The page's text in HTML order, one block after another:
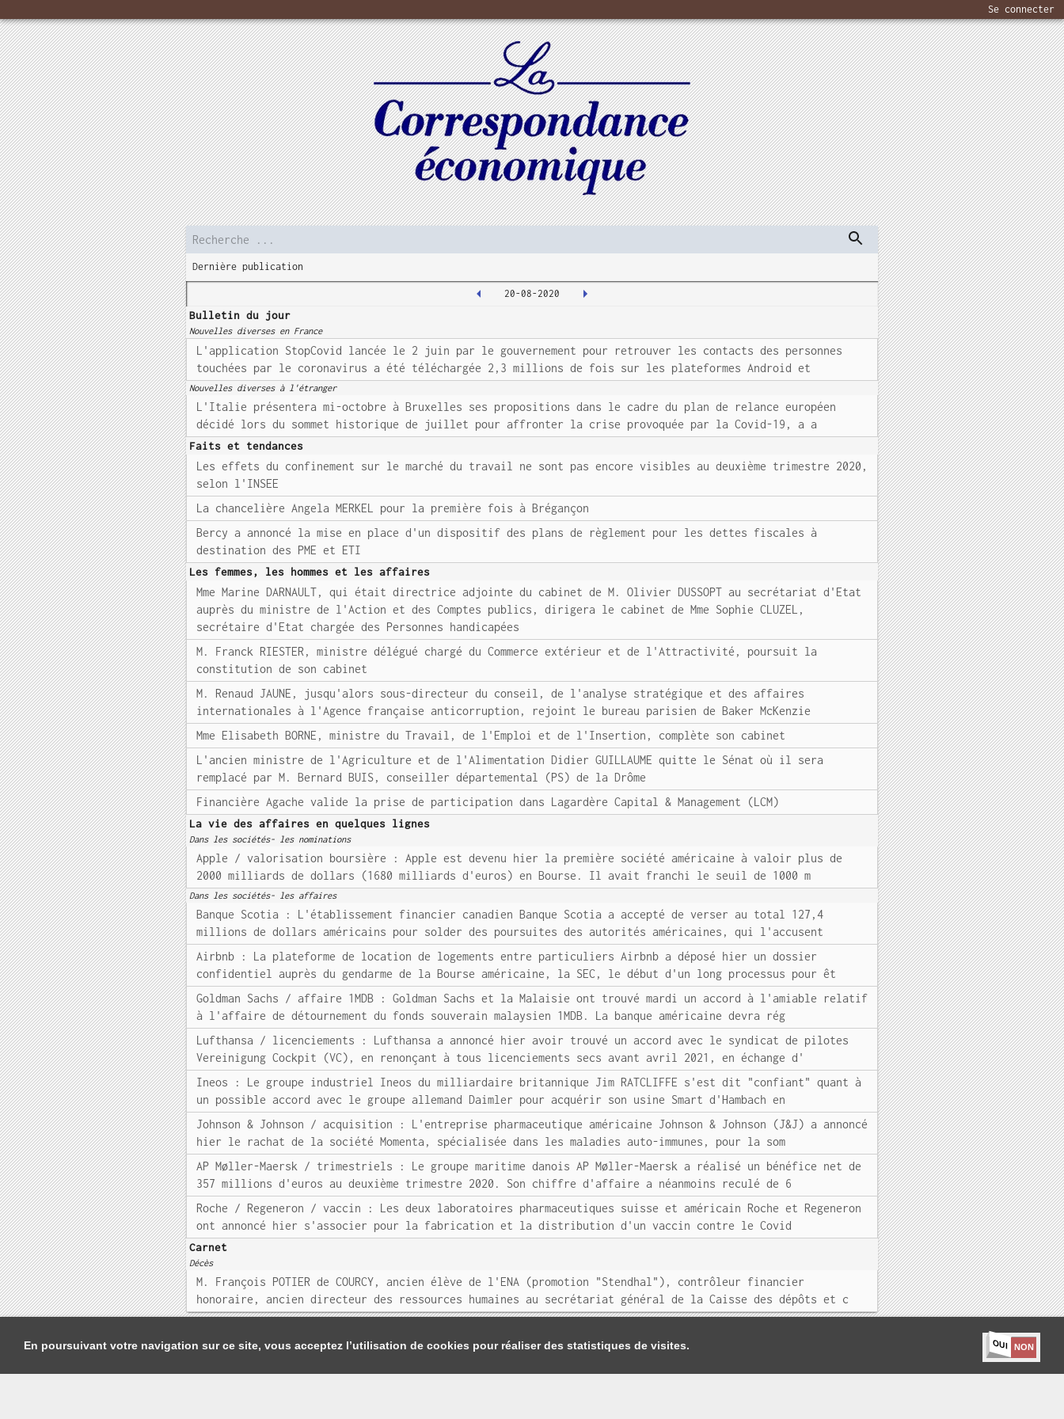
En poursuivant votre navigation sur ce site, vous acceptez l’utilisation de cookies pour réaliser des statistiques de visites. OUI NON
Se connecter
Dernière publication
20-08-2020
Bulletin du jour
Nouvelles diverses en France
L'application StopCovid lancée le 2 juin par le gouvernement pour retrouver les contacts des personnes
touchées par le coronavirus a été téléchargée 2,3 millions de fois sur les plateformes Android et
Nouvelles diverses à l'étranger
L'Italie présentera mi-octobre à Bruxelles ses propositions dans le cadre du plan de relance européen
décidé lors du sommet historique de juillet pour affronter la crise provoquée par la Covid-19, a a
Faits et tendances
Les effets du confinement sur le marché du travail ne sont pas encore visibles au deuxième trimestre 2020,
selon l'INSEE
La chancelière Angela MERKEL pour la première fois à Brégançon
Bercy a annoncé la mise en place d'un dispositif des plans de règlement pour les dettes fiscales à
destination des PME et ETI
Les femmes, les hommes et les affaires
Mme Marine DARNAULT, qui était directrice adjointe du cabinet de M. Olivier DUSSOPT au secrétariat d'Etat
auprès du ministre de l'Action et des Comptes publics, dirigera le cabinet de Mme Sophie CLUZEL,
secrétaire d'Etat chargée des Personnes handicapées
M. Franck RIESTER, ministre délégué chargé du Commerce extérieur et de l'Attractivité, poursuit la
constitution de son cabinet
M. Renaud JAUNE, jusqu'alors sous-directeur du conseil, de l'analyse stratégique et des affaires
internationales à l'Agence française anticorruption, rejoint le bureau parisien de Baker McKenzie
Mme Elisabeth BORNE, ministre du Travail, de l'Emploi et de l'Insertion, complète son cabinet
L'ancien ministre de l'Agriculture et de l'Alimentation Didier GUILLAUME quitte le Sénat où il sera
remplacé par M. Bernard BUIS, conseiller départemental (PS) de la Drôme
Financière Agache valide la prise de participation dans Lagardère Capital & Management (LCM)
La vie des affaires en quelques lignes
Dans les sociétés- les nominations
Apple / valorisation boursière : Apple est devenu hier la première société américaine à valoir plus de
2000 milliards de dollars (1680 milliards d'euros) en Bourse. Il avait franchi le seuil de 1000 m
Dans les sociétés- les affaires
Banque Scotia : L'établissement financier canadien Banque Scotia a accepté de verser au total 127,4
millions de dollars américains pour solder des poursuites des autorités américaines, qui l'accusent
Airbnb : La plateforme de location de logements entre particuliers Airbnb a déposé hier un dossier
confidentiel auprès du gendarme de la Bourse américaine, la SEC, le début d'un long processus pour êt
Goldman Sachs / affaire 1MDB : Goldman Sachs et la Malaisie ont trouvé mardi un accord à l'amiable relatif
à l'affaire de détournement du fonds souverain malaysien 1MDB. La banque américaine devra rég
Lufthansa / licenciements : Lufthansa a annoncé hier avoir trouvé un accord avec le syndicat de pilotes
Vereinigung Cockpit (VC), en renonçant à tous licenciements secs avant avril 2021, en échange d'
Ineos : Le groupe industriel Ineos du milliardaire britannique Jim RATCLIFFE s'est dit "confiant" quant à
un possible accord avec le groupe allemand Daimler pour acquérir son usine Smart d'Hambach en
Johnson & Johnson / acquisition : L'entreprise pharmaceutique américaine Johnson & Johnson (J&J) a annoncé
hier le rachat de la société Momenta, spécialisée dans les maladies auto-immunes, pour la som
AP Møller-Maersk / trimestriels : Le groupe maritime danois AP Møller-Maersk a réalisé un bénéfice net de
357 millions d'euros au deuxième trimestre 2020. Son chiffre d'affaire a néanmoins reculé de 6
Roche / Regeneron / vaccin : Les deux laboratoires pharmaceutiques suisse et américain Roche et Regeneron
ont annoncé hier s'associer pour la fabrication et la distribution d'un vaccin contre le Covid
Carnet
Décès
M. François POTIER de COURCY, ancien élève de l'ENA (promotion "Stendhal"), contrôleur financier
honoraire, ancien directeur des ressources humaines au secrétariat général de la Caisse des dépôts et c